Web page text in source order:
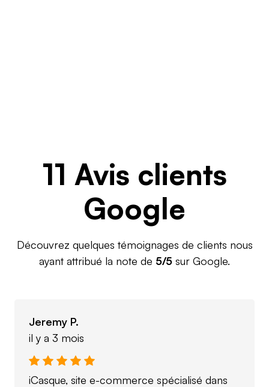
11 Avis clients
Google
Découvrez quelques témoignages de clients nous
ayant attribué la note de 5/5 sur Google.
Jeremy P.
il y a 3 mois
iCasque, site e-commerce spécialisé dans